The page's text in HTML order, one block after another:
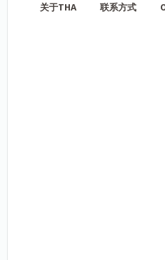
关于THA 联系方式